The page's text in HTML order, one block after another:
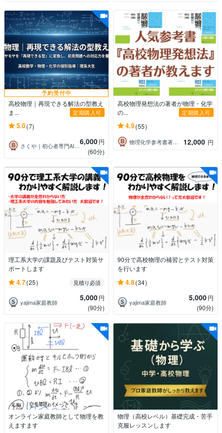
予約受付中
高校物理｜再現できる解法の型教え
ま...
定期購入可
5.0(7)
さくや｜初心者専門AIサポーター 6,000円
(60分)
高校物理発想法の著者が物理・化学
の...
定期購入可
4.9(55)
物理化学参考書著者プロ家庭教師 稲葉康裕 12,000 円
理工系大学の課題及びテスト対策サ
ポートします
4.7(25) 見積り必須
yajima家庭教師 5,000円
(90分)
90分で高校物理の補習とテスト対策
を行います
4.8(34)
yajima家庭教師 5,000円
(90分)
オンライン家庭教師として物理を教
えますます
物理（高校レベル）基礎完成・苦手
克服レッスンします